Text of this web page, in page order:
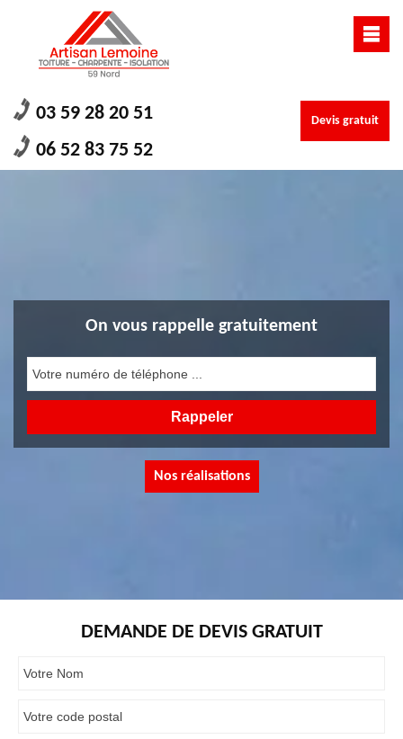
03 59 28 20 51
06 52 83 75 52
Devis gratuit
On vous rappelle gratuitement
Nos réalisations
DEMANDE DE DEVIS GRATUIT